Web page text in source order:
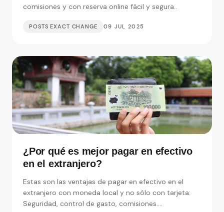
comisiones y con reserva online fácil y segura..
POSTS EXACT CHANGE 09 JUL 2025
¿Por qué es mejor pagar en efectivo
en el extranjero?
Estas son las ventajas de pagar en efectivo en el
extranjero con moneda local y no sólo con tarjeta:
Seguridad, control de gasto, comisiones....